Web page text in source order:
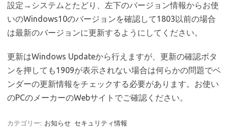
設定→システムとたどり、左下のバージョン情報からお使
いのWindows10のバージョンを確認して1803以前の場合
は最新のバージョンに更新するようにしてください。
更新はWindows Updateから行えますが、更新の確認ボタ
ンを押しても1909が表示されない場合は何らかの問題でベ
ンダーの更新情報をチェックする必要があります。お使い
のPCのメーカーのWebサイトでご確認ください。
カテゴリー: お知らせ セキュリティ情報